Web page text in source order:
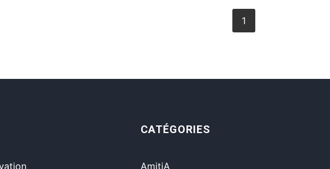
1
CATÉGORIES
AmitiA